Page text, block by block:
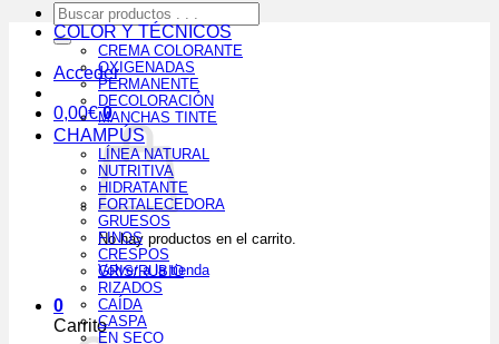
Buscar
por:
Acceder
0,00€ 0
No hay productos en el carrito.
Volver a la tienda
0
Carrito
COLOR Y TÉCNICOS
CREMA COLORANTE
OXIGENADAS
PERMANENTE
DECOLORACIÓN
MANCHAS TINTE
CHAMPÚS
LÍNEA NATURAL
NUTRITIVA
HIDRATANTE
FORTALECEDORA
GRUESOS
FINOS
CRESPOS
GRIS/RUBIO
RIZADOS
CAÍDA
CASPA
EN SECO